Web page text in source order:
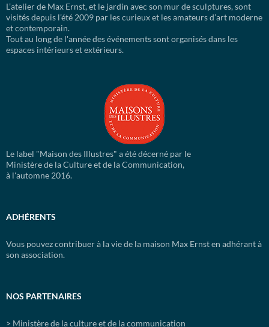
L’atelier de Max Ernst, et le jardin avec son mur de sculptures, sont
visités depuis l’été 2009 par les curieux et les amateurs d’art moderne
et contemporain.
Tout au long de l'année des événements sont organisés dans les
espaces intérieurs et extérieurs.
Le label "Maison des Illustres" a été décerné par le
Ministère de la Culture et de la Communication,
à l'automne 2016.
ADHÉRENTS
Vous pouvez contribuer à la vie de la maison Max Ernst en adhérant à
son association.
NOS PARTENAIRES
> Ministère de la culture et de la communication